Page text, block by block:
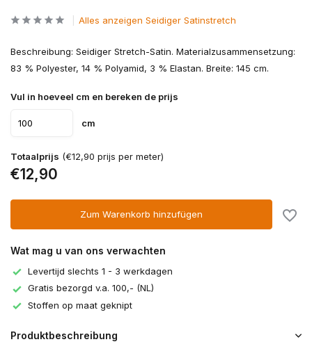
Alles anzeigen Seidiger Satinstretch
Beschreibung: Seidiger Stretch-Satin. Materialzusammensetzung:
83 % Polyester, 14 % Polyamid, 3 % Elastan. Breite: 145 cm.
Vul in hoeveel cm en bereken de prijs
cm
Totaalprijs (€12,90 prijs per meter)
€12,90
Zum Warenkorb hinzufügen
Wat mag u van ons verwachten
Levertijd slechts 1 - 3 werkdagen
Gratis bezorgd v.a. 100,- (NL)
Stoffen op maat geknipt
Produktbeschreibung